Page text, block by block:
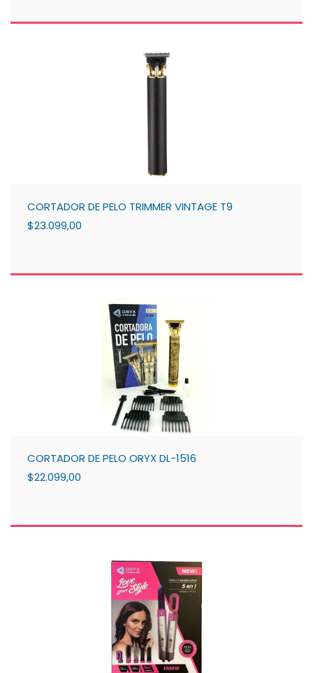
CORTADOR DE PELO TRIMMER VINTAGE T9
$23.099,00
CORTADOR DE PELO ORYX DL-1516
$22.099,00